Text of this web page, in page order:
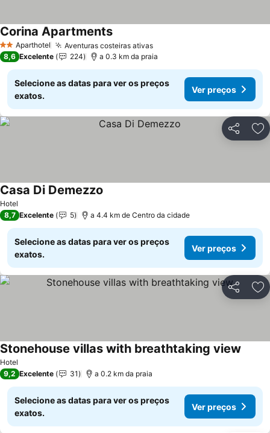
2 EstrelasAparthotel Aventuras costeiras ativas
Corina Apartments
8,6 Excelente 224 a 0.3 km da praia
Selecione as datas para ver os preços
exatos.
Ver preços
Partilhar
Hotel
Casa Di Demezzo
8,7 Excelente 5 a 4.4 km de Centro da cidade
Selecione as datas para ver os preços
exatos.
Ver preços
Partilhar
Hotel
Stonehouse villas with breathtaking view
9,2 Excelente 31 a 0.2 km da praia
Selecione as datas para ver os preços
exatos.
Ver preços